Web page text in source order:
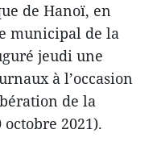
de Hanoï, en
municipal de la
jeudi une
à l’occasion
de la
2021).